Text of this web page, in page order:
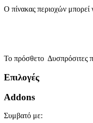
Ο πίνακας περιοχών μπορεί
Το πρόσθετο Δυσπρόσιτες
Επιλογές
Addons
Συμβατό με: